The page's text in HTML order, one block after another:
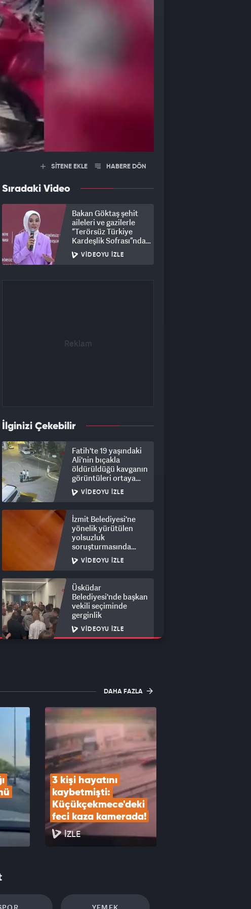
SİTENE EKLE HABERE DÖN
Sıradaki Video
Bakan Göktaş şehit
aileleri ve gazilerle
“Terörsüz Türkiye
Kardeşlik Sofrası”nda
buluştu
VIDEOYU İZLE
İlginizi Çekebilir
Fatih'te 19 yaşındaki
Ali'nin bıçakla
öldürüldüğü kavganın
görüntüleri ortaya
çıktı: 8 gözaltı
VIDEOYU İZLE
İzmit Belediyesi'ne
yönelik yürütülen
yolsuzluk
soruşturmasında
rüşvet görüntüleri
ortaya çıktı
VIDEOYU İZLE
Üsküdar
Belediyesi'nde başkan
vekili seçiminde
gerginlik
VIDEOYU İZLE
DAHA FAZLA
3 kişi hayatını
kaybetmişti:
Küçükçekmece'deki
feci kaza kamerada!
İZLE